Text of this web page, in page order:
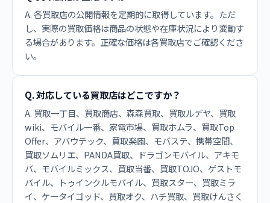
A. 各買取店の公開情報を定期的に取得しています。ただ
し、実際の買取価格は商品の状態や在庫状況により変動す
る場合があります。正確な価格は各買取店でご確認くださ
い。
Q. 対応している買取店はどこですか？
A. 買取一丁目、買取商店、森森買取、買取ルデヤ、買取
wiki、モバイル一番、家電市場、買取ホムラ、買取Top
Offer、アバウテック、買取楽園、モバステ、携帯空間、
買取ソムリエ、PANDA買取、ドラゴンモバイル、アキモ
バ、モバイルミックス、買取当番、買取TOJO、ゲストモ
バイル、トゥインクルモバイル、買取スター、買取ミラ
イ、ケータイゴッド、買取オク、ハチ買取、買取けんさく